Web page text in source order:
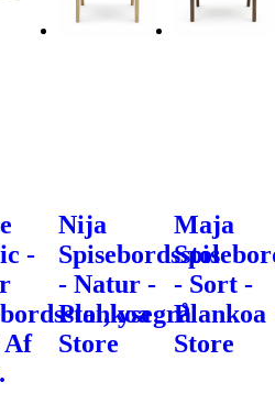
-
Af
Nija
Spisebordsstol
- Natur -
Plankoa
Store
Maja
- Sort -
Plankoa
Store